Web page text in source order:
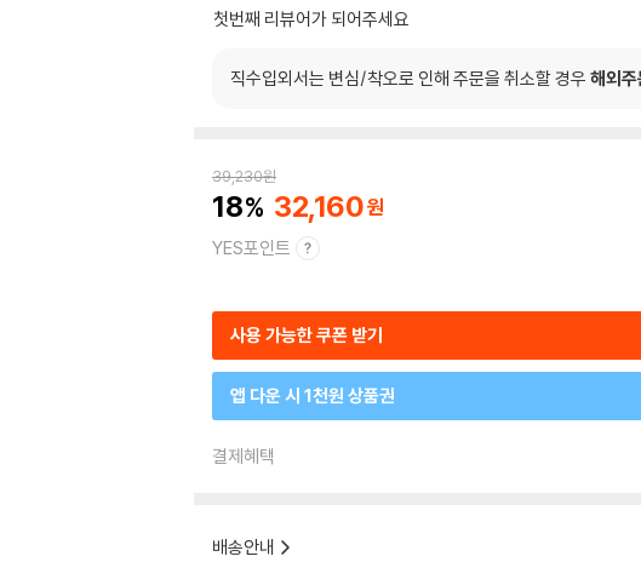
첫번째 리뷰어가 되어주세요
직수입외서는 변심/착오로 인해 주문을 취소할 경우 해외
39,230원
18 32,160
YES포인트
사용 가능한 쿠폰 받기
앱 다운 시 1천원 상품권
결제혜택
배송안내